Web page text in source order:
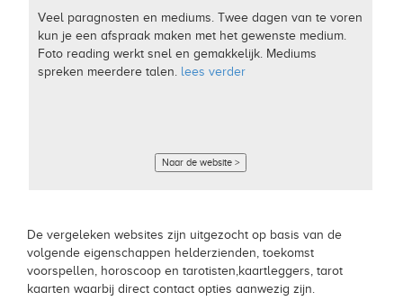
Veel paragnosten en mediums. Twee dagen van te voren
kun je een afspraak maken met het gewenste medium.
Foto reading werkt snel en gemakkelijk. Mediums
spreken meerdere talen. lees verder
Naar de website >
De vergeleken websites zijn uitgezocht op basis van de
volgende eigenschappen helderzienden, toekomst
voorspellen, horoscoop en tarotisten,kaartleggers, tarot
kaarten waarbij direct contact opties aanwezig zijn.